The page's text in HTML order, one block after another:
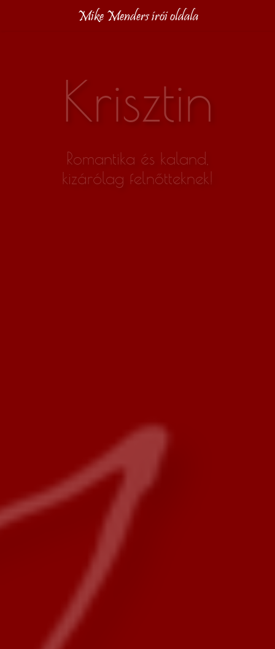
Mike Menders írói oldala
Krisztin
Romantika és kaland,
kizárólag felnőtteknek!